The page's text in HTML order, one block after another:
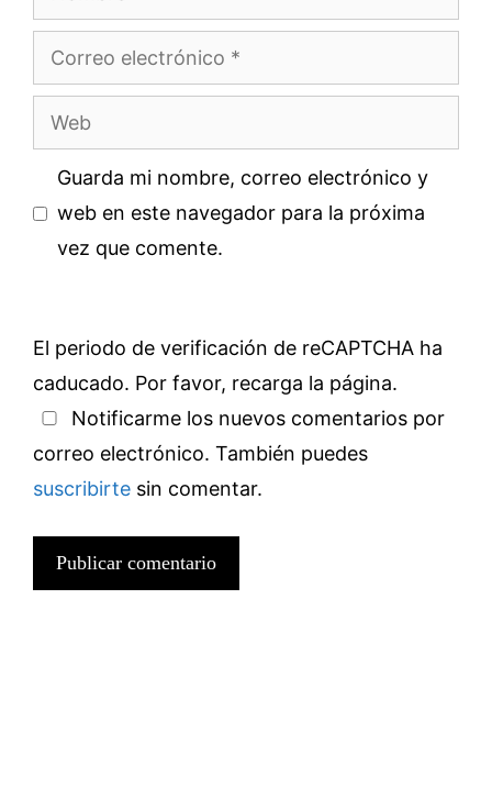
Correo
electrónico
Web
Guarda mi nombre, correo electrónico y
web en este navegador para la próxima
vez que comente.
El periodo de verificación de reCAPTCHA ha
caducado. Por favor, recarga la página.
Notificarme los nuevos comentarios por
correo electrónico. También puedes
suscribirte sin comentar.